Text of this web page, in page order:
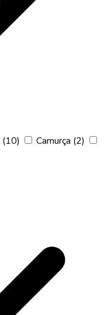
(10) Camurça (2)